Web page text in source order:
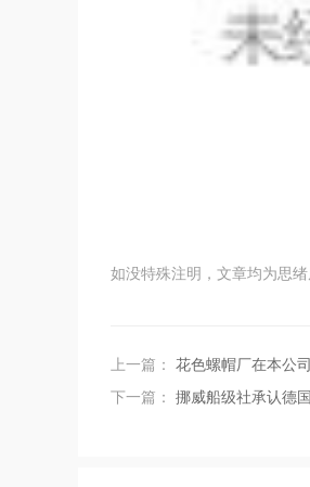
如没特殊注明，文章均为思
上一篇： 花色螺帽厂在本公
下一篇： 挪威船级社承认德